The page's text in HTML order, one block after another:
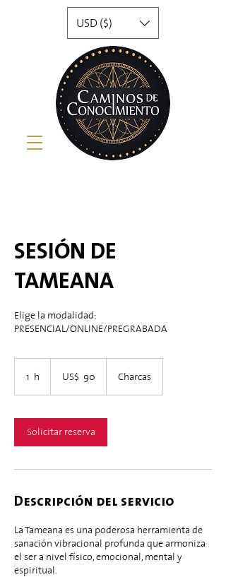
USD ($)
SESIÓN DE
TAMEANA
Elige la modalidad:
PRESENCIAL/ONLINE/PREGRABADA
1 h
estadounidenses
US$ 90 Charcas
Solicitar reserva
Descripción del servicio
​La Tameana es una poderosa herramienta de
sanación vibracional profunda que armoniza
el ser a nivel físico, emocional, mental y
espiritual.